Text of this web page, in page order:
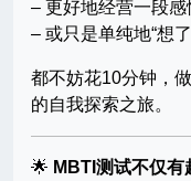
– 更好地经营一段感
– 或只是单纯地“想
都不妨花10分钟，
的自我探索之旅。
🌟 MBTI测试不仅